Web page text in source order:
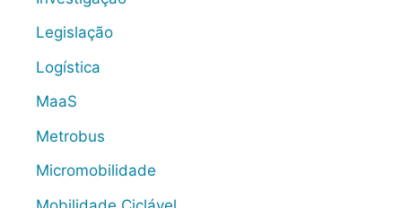
Legislação
Logística
MaaS
Metrobus
Micromobilidade